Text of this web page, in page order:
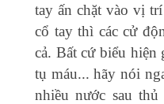
tay ấn chặt vào vị
cổ tay thì các cử
cả. Bất cứ biểu
tụ máu... hãy nói
nhiều nước sau